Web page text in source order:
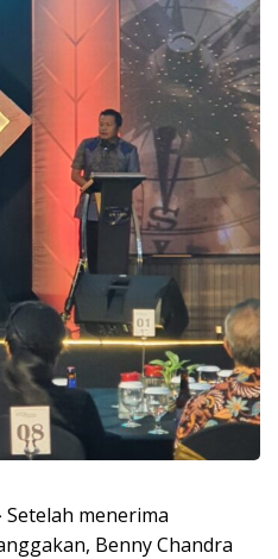
Setelah menerima
Benny Chandra